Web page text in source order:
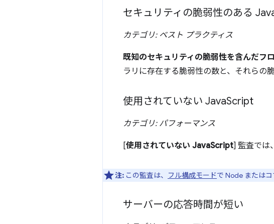
セキュリティの脆弱性のある
カテゴリ: ベスト プラクティス
既知のセキュリティの脆弱性を含んだフ
ラリに存在する脆弱性の数と、それらの
使用されていない JavaScript
カテゴリ: パフォーマンス
[使用されていない JavaScript] 監査では
注: この監査は、 フル構成モードで Node または
サーバーの応答時間が短い